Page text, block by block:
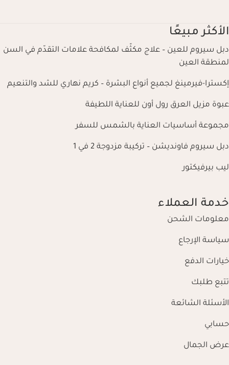
الأكثر مبيعًا
دبل سيروم للعين – علاج مكثّف لمكافحة علامات التقدّم في السن
لمنطقة العين
إكسترا-فيرمينغ لجميع أنواع البشرة – كريم نهاري للشد والتنعيم
عبوة مزيل العرق رول أون للعناية اللطيفة
مجموعة أساسيات العناية بالشمس للسفر
دبل سيروم فاونديشن – تركيبة مزدوجة 2 في 1
ليب بيرفيكتور
خدمة العملاء
معلومات الشحن
سياسة الإرجاع
خيارات الدفع
تتبع طلبك
الأسئلة الشائعة
حسابي
عرض الجمال